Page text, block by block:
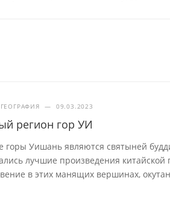
— 09.03.2023
регион гор УИ
горы Уишань являются святыней
лучшие произведения
в этих манящих вершинах,